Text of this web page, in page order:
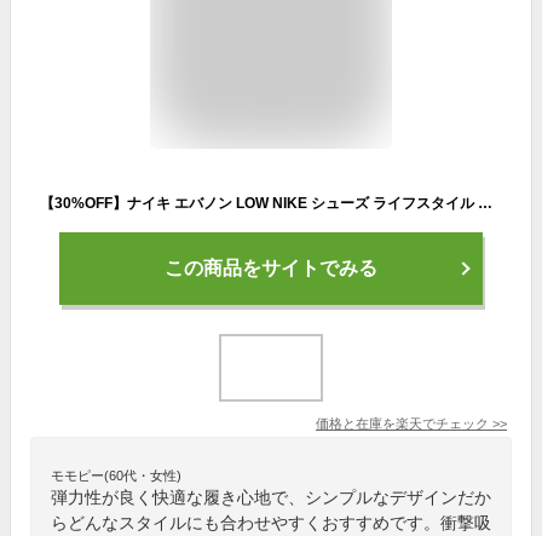
【30%OFF】ナイキ エバノン LOW NIKE シューズ ライフスタイル スニーカー NEW Sportswear メンズ スポーツ カジュアル ローカット 黒 靴 aq1775-003 アウトドア 通勤 白 ギフト
この商品をサイトでみる
価格と在庫を楽天でチェック >>
モモピー(60代・女性)
弾力性が良く快適な履き心地で、シンプルなデザインだか
らどんなスタイルにも合わせやすくおすすめです。衝撃吸